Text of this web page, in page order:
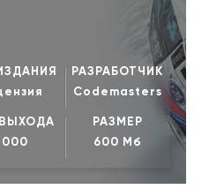
РАЗРАБОТЧИК
Codemasters
РАЗМЕР
600 Мб